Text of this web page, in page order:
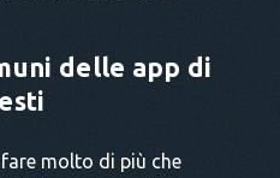
delle app di
molto di più che